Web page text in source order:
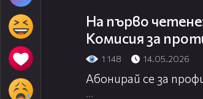
На първо
Комисия за
1 148 14.05.2026
Абонирай се за